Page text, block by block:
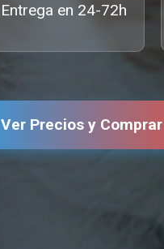
Entrega en 24-72h
Ver Precios y Comprar